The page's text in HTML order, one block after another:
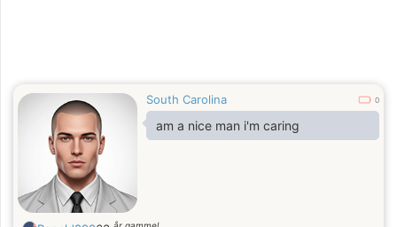
South Carolina 0
am a nice man i'm caring